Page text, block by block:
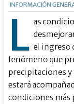
INFORMACIÓN
L as
el ingreso
fenómeno que
precipitaciones y
estará
condiciones más